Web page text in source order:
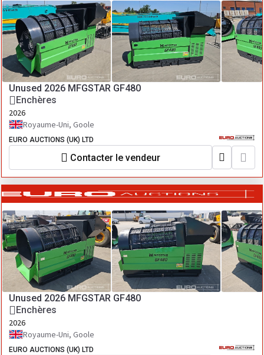
Unused 2026 MFGSTAR GF480
Enchères
2026
Royaume-Uni, Goole
EURO AUCTIONS (UK) LTD
Contacter le vendeur
Unused 2026 MFGSTAR GF480
Enchères
2026
Royaume-Uni, Goole
EURO AUCTIONS (UK) LTD